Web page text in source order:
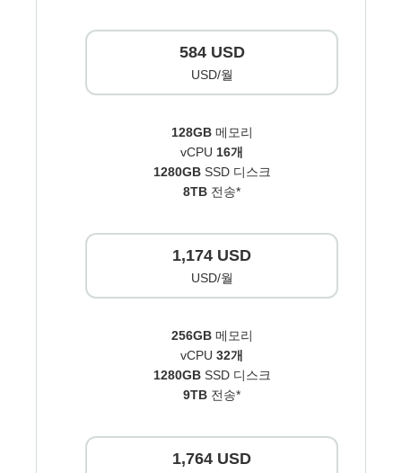
584 USD
USD/월
128GB메모리
vCPU 16개
1280GBSSD 디스크
8TB 전송*
1,174 USD
USD/월
256GB메모리
vCPU 32개
1280GBSSD 디스크
9TB 전송*
1,764 USD